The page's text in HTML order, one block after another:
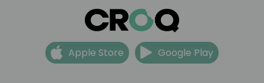
Apple Store Google Play